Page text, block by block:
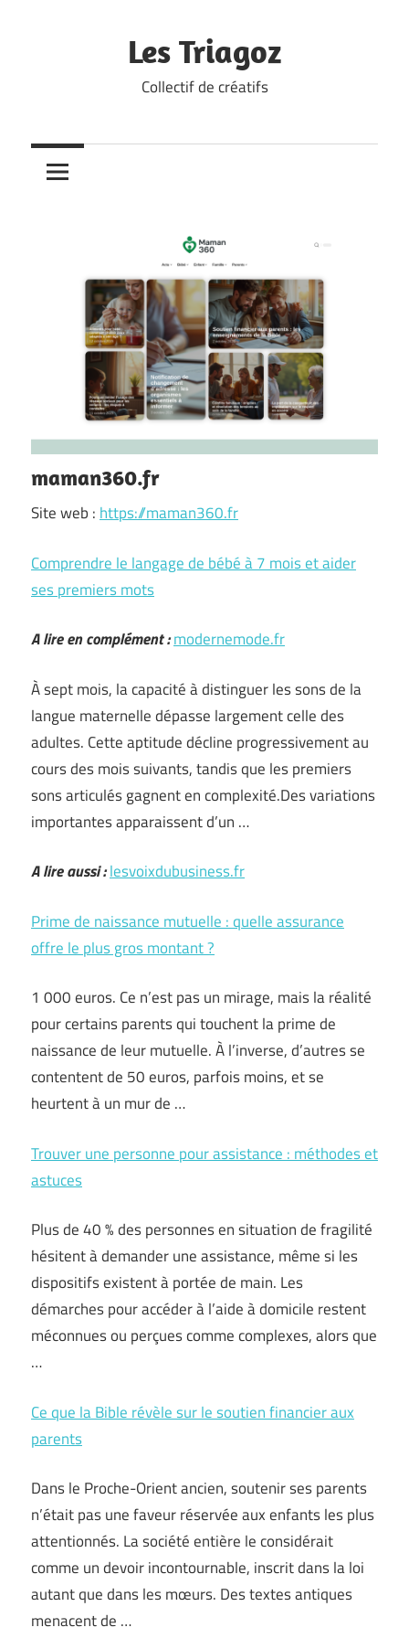
Les Triagoz
Collectif de créatifs
maman360.fr
Site web : https://maman360.fr
Comprendre le langage de bébé à 7 mois et aider
ses premiers mots
A lire en complément :modernemode.fr
À sept mois, la capacité à distinguer les sons de la
langue maternelle dépasse largement celle des
adultes. Cette aptitude décline progressivement au
cours des mois suivants, tandis que les premiers
sons articulés gagnent en complexité.Des variations
importantes apparaissent d’un …
A lire aussi :lesvoixdubusiness.fr
Prime de naissance mutuelle : quelle assurance
offre le plus gros montant ?
1 000 euros. Ce n’est pas un mirage, mais la réalité
pour certains parents qui touchent la prime de
naissance de leur mutuelle. À l’inverse, d’autres se
contentent de 50 euros, parfois moins, et se
heurtent à un mur de …
Trouver une personne pour assistance : méthodes et
astuces
Plus de 40 % des personnes en situation de fragilité
hésitent à demander une assistance, même si les
dispositifs existent à portée de main. Les
démarches pour accéder à l’aide à domicile restent
méconnues ou perçues comme complexes, alors que
…
Ce que la Bible révèle sur le soutien financier aux
parents
Dans le Proche-Orient ancien, soutenir ses parents
n’était pas une faveur réservée aux enfants les plus
attentionnés. La société entière le considérait
comme un devoir incontournable, inscrit dans la loi
autant que dans les mœurs. Des textes antiques
menacent de …